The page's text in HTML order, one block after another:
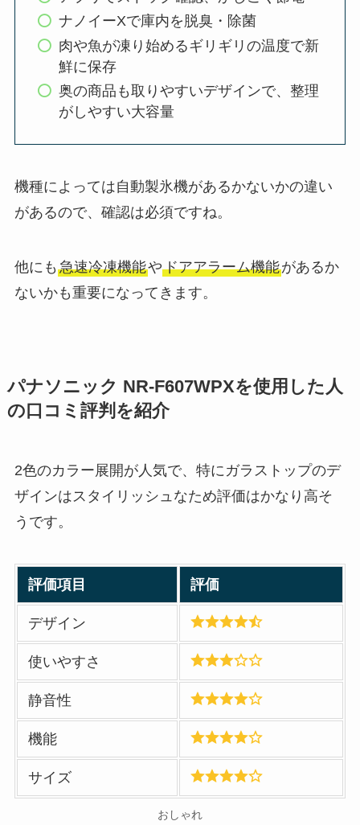
ナノイーXで庫内を脱臭・除菌
肉や魚が凍り始めるギリギリの温度で新
鮮に保存
奥の商品も取りやすいデザインで、整理
がしやすい大容量
機種によっては自動製氷機があるかないかの違い
があるので、確認は必須ですね。
他にも 急速冷凍機能やドアアラーム機能があるか
ないかも重要になってきます。
パナソニック NR-F607WPXを使用した人
の口コミ評判を紹介
2色のカラー展開が人気で、特にガラストップのデ
ザインはスタイリッシュなため評価はかなり高そ
うです。
評価項目 評価
デザイン
使いやすさ
静音性
機能
サイズ
おしゃれ